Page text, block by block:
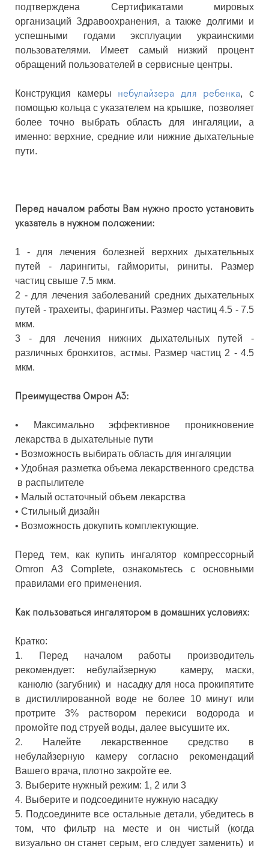
подтверждена Сертификатами мировых
организаций Здравоохранения, а также долгими и
успешными годами эксплуации украинскими
пользователями. Имеет самый низкий процент
обращений пользователей в сервисные центры.
Конструкция камеры небулайзера для ребенка, с
помощью кольца с указателем на крышке, позволяет
более точно выбрать область для ингаляции, а
именно: верхние, средние или нижние дыхательные
пути.
Перед началом работы Вам нужно просто установить
указатель в нужном положении:
1 - для лечения болезней верхних дыхательных
путей - ларингиты, гаймориты, риниты. Размер
частиц свыше 7.5 мкм.
2 - для лечения заболеваний средних дыхательных
путей - трахеиты, фарингиты. Размер частиц 4.5 - 7.5
мкм.
3 - для лечения нижних дыхательных путей -
различных бронхитов, астмы. Размер частиц 2 - 4.5
мкм.
Преимущества Омрон А3:
• Максимально эффективное проникновение
лекарства в дыхательные пути
• Возможность выбирать область для ингаляции
• Удобная разметка объема лекарственного средства
в распылителе
• Малый остаточный объем лекарства
• Стильный дизайн
• Возможность докупить комплектующие.
Перед тем, как купить ингалятор компрессорный
Omron A3 Complete, ознакомьтесь с основными
правилами его применения.
Как пользоваться ингалятором в домашних условиях:
Кратко:
1. Перед началом работы производитель
рекомендует: небулайзерную камеру, маски,
канюлю (загубник) и насадку для носа прокипятите
в дистиллированной воде не более 10 минут или
протрите 3% раствором перекиси водорода и
промойте под струей воды, далее высушите их.
2. Налейте лекарственное средство в
небулайзерную камеру согласно рекомендаций
Вашего врача, плотно закройте ее.
3. Выберите нужный режим: 1, 2 или 3
4. Выберите и подсоедините нужную насадку
5. Подсоедините все остальные детали, убедитесь в
том, что фильтр на месте и он чистый (когда
визуально он станет серым, его следует заменить) и